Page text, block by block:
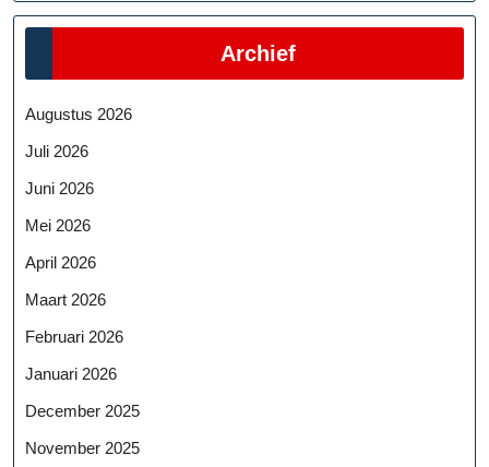
Archief
Augustus 2026
Juli 2026
Juni 2026
Mei 2026
April 2026
Maart 2026
Februari 2026
Januari 2026
December 2025
November 2025